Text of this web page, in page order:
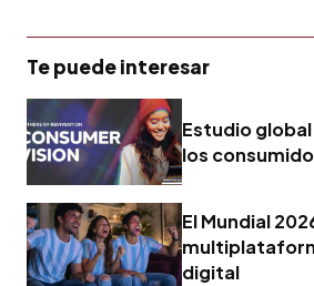
Te puede interesar
Estudio
los
El Mundial
digital